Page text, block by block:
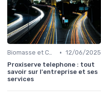
Biomasse et Chauffage Écologique • 12/06/2025
Proxiserve telephone : tout
savoir sur l'entreprise et ses
services